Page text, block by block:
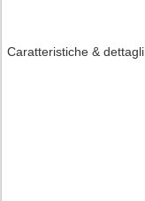
Caratteristiche & dettagli